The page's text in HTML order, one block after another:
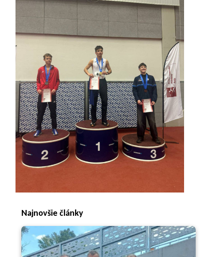
Najnovšie články